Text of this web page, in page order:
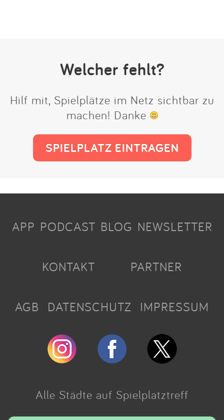
Welcher fehlt?
Hilf mit, Spielplätze im Netz sichtbar zu
machen! Danke
SPIELPLATZ EINTRAGEN
APP PODCAST BLOG NEWSLETTER
KONTAKT PARTNER
AGB DATENSCHUTZ IMPRESSUM
Alle Städte auf Spielplatztreff